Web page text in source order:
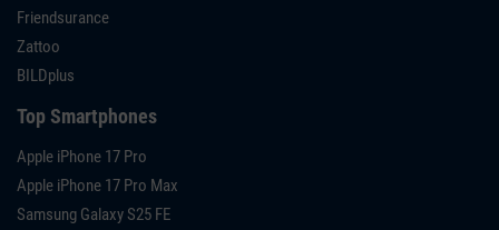
Friendsurance
Zattoo
BILDplus
Top Smartphones
Apple iPhone 17 Pro
Apple iPhone 17 Pro Max
Samsung Galaxy S25 FE